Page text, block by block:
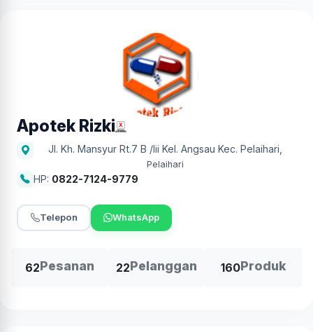
Apotek Rizki
Jl. Kh. Mansyur Rt.7 B /Iii Kel. Angsau Kec. Pelaihari
Pelaihari
HP: 0822-7124-9779
Telepon WhatsApp
62Pesanan 22Pelanggan 160Produk